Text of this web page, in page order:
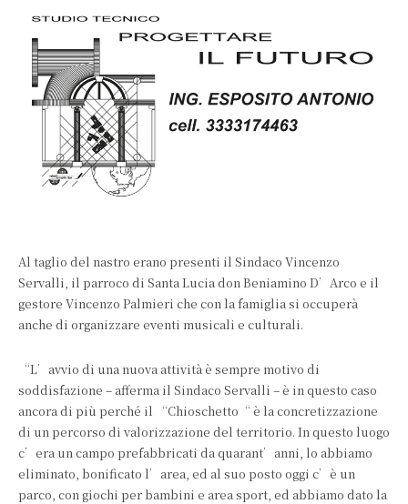
Al taglio del nastro erano presenti il Sindaco Vincenzo
Servalli, il parroco di Santa Lucia don Beniamino D’Arco e il
gestore Vincenzo Palmieri che con la famiglia si occuperà
anche di organizzare eventi musicali e culturali.
“L’avvio di una nuova attività è sempre motivo di
soddisfazione – afferma il Sindaco Servalli – è in questo caso
ancora di più perché il “Chioschetto“ è la concretizzazione
di un percorso di valorizzazione del territorio. In questo luogo
c’era un campo prefabbricati da quarant’anni, lo abbiamo
eliminato, bonificato l’area, ed al suo posto oggi c’è un
parco, con giochi per bambini e area sport, ed abbiamo dato la